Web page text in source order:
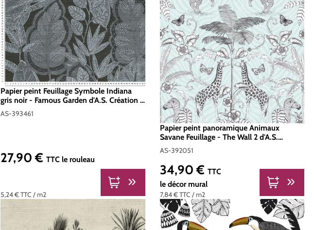
Papier peint Feuillage Symbole Indiana
gris noir - Famous Garden d'A.S. Création |
Réf. AS-393461
AS-393461
5,24 €TTC/ m2
Prix régulier :
27,90 €TTC le rouleau
Papier peint panoramique Animaux
Savane Feuillage - The Wall 2 d'A.S.
Création | Réf. AS-392051
AS-392051
7,84 €TTC / m2
Prix régulier :
34,90 € TTC
le décor mural